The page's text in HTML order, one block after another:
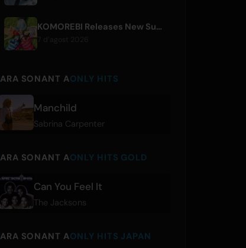
KOMOREBI Releases New Summer Single 'Letsu Natsu'
7 d’agost 2026
ARA SONANT AONLY HITS
Manchild
Sabrina Carpenter
ARA SONANT AONLY HITS GOLD
Can You Feel It
The Jacksons
ARA SONANT AONLY HITS JAPAN